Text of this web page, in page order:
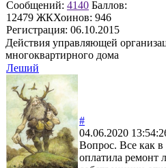
Сообщений: 4140 Баллов:
12479 ЖКХоинов: 946
Регистрация: 06.10.2015
Действия управляющей
многоквартирного дома
Леший
#
04.06.2020
Вопрос. Все как
оплатила ремонт